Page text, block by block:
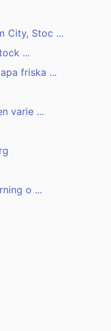
City, Stoc ...
...
friska ...
varie ...
o ...